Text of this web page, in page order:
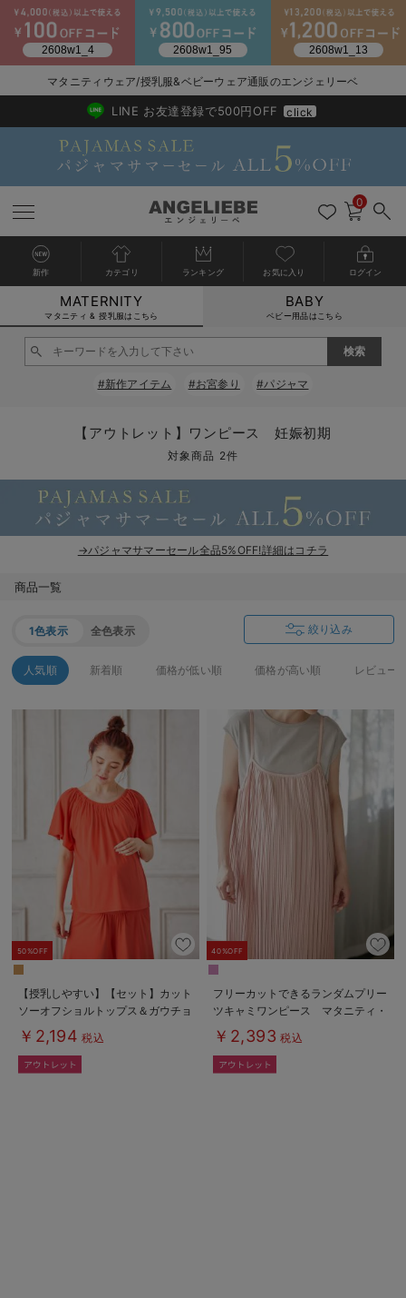
マタニティウェア全て
マタニティ ワンピース
マタニティ トップス
マタニティ アウター（コート）・ママコート
マタニティ 下着・インナー全て
授乳ブラ・マタニティブラ（マタニティインナー・産後用品）
マタニティ 授乳 キャミソール
産褥ショーツ
マタニティ 腹巻き
授乳服全て
マタニティ フォーマル全て
マタニティ スーツ
マタニティ ドレス（結婚式・お呼ばれ）
マタニティ フォーマル パンツ・ボトムス
授乳用品全て
妊婦用 抱き枕・授乳クッション
マタニティレッグウェア全て
マタニティストッキング・タイツ
マタニティ ボディケア全て
アウトレット全て
【アウトレット】ワンピース
【アウトレット】パジャマ
【アウトレット】インナー
特集全て
コットン素材
冷房対策
ブラトップ
親子セット
快適機能ウェア特集 トップス
快適機能ウェア特集 ボトムス
快適機能ウェア特集 パジャマ
erbaviva（エルバビーバ）
安心の日本製。先輩ママが買ってよかった！本当に必要な出産準備品
ハレの日に着るANGELIEBEのセレモニー
買って正解！高評価レビューアイテム
冬に可愛いニットがお得！
親子コーデ｜ママとベビーにおすすめ！
再入荷全て
再入荷｜インナー
戻る
送料無料アイテム全て
ワンピース
パジャマ
ベビー
戻る
ブラキャミ おまとめ
戻る
【37周年祭セール】
【37周年祭セール】
戻る
気温差別オススメア
【15℃】3月下旬～
戻る
動きやすく着回しで
戻る
強撚スムース(コスパ
戻る
マタニティウェア
【おまとめ割】パジ
戻る
こだわりの履き心地
カジュアル
戻る
ジャケット派
ツィード派
戻る
出産準備応援割全て
マタニティパジャマ
戻る
【オフィスカジュア
戻る
レギンスタイプ
戻る
【フォーマル】ワン
戻る
【ベビー】長袖
戻る
ハンカチ
セット
戻る
快適ウェア10%OFF
戻る
春のマタニティワン
セットアップ・ レイ
ワーク・オフィス
あったかアイテム｜
戻る
Gift Selection 出産
〜3,000円（税込）
女の子におススメの
もらって嬉しいギフト
かわいくておもしろ
何枚あっても嬉しい
長く使えるアイテム
お部屋映えアイテム
戻る
冬の冷え対策インナ
薄くてあったか
レギンス・タイツ
裏起毛素材
戻る
入院準備の持ち物チ
入院してすぐ使うグ
戻る
冬のあったか特集全て
【冬のあったか特集
マタニティウェア/授乳服&ベビーウェア通販のエンジェリーベ
2026/NewArrival
送料495円(一部地域を除く) 7,700円以上で送料無料
LINE お友達登録で500円OFF click
0
新作 カテゴリ ランキング お気に入り ログイン
MATERNITY
マタニティ & 授乳服はこちら
BABY
ベビー用品はこちら
#新作アイテム #お宮参り #パジャマ
【アウトレット】ワンピース 妊娠初期
対象商品 2件
→パジャマサマーセール全品5%OFF!詳細はコチラ
商品一覧
1色表示 全色表示 絞り込み
人気順 新着順 価格が低い順 価格が高い順 レビュー
50%OFF
【授乳しやすい】【セット】カット
ソーオフショルトップス＆ガウチョ
パンツ
￥2,194 税込
40%OFF
フリーカットできるランダムプリー
ツキャミワンピース マタニティ・
授乳服【出産後も長く使える】
￥2,393 税込
カートに入れる
閉じる